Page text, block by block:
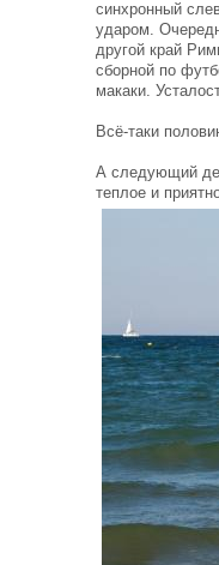
синхронный
ударом.
другой край
сборной по
макаки.
Всё-таки
А следующий
теплое и